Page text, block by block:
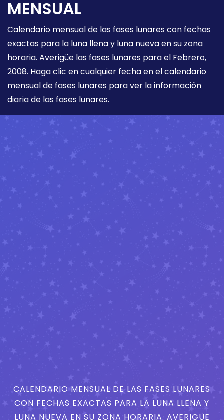
MENSUAL
Calendario mensual de las fases lunares con fechas
exactas para la luna llena y luna nueva en su zona
horaria. Averigüe las fases lunares para el Febrero,
2008. Haga clic en cualquier fecha en el calendario
mensual de fases lunares para ver la información
diaria de las fases lunares.
CALENDARIO MENSUAL DE LAS FASES LUNARES
CON FECHAS EXACTAS PARA LA LUNA LLENA Y
LUNA NUEVA EN SU ZONA HORARIA. AVERIGÜE